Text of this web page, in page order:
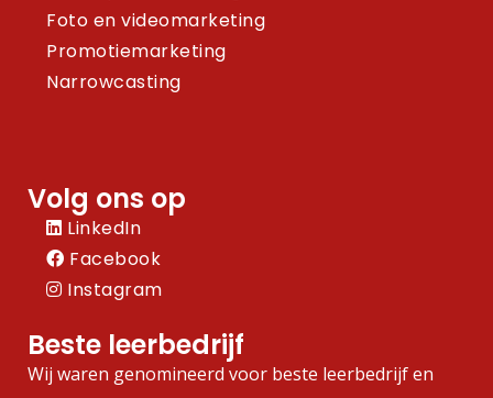
Foto en videomarketing
Promotiemarketing
Narrowcasting
Volg ons op
LinkedIn
Facebook
Instagram
Beste leerbedrijf
Wij waren genomineerd voor beste leerbedrijf en